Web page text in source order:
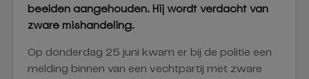
beelden aangehouden. Hij wordt verdacht van
zware mishandeling.
Op donderdag 25 juni kwam er bij de politie een
melding binnen van een vechtpartij met zware